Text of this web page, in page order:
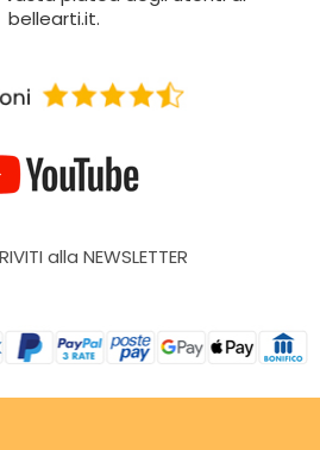
bellearti.it.
alla NEWSLETTER